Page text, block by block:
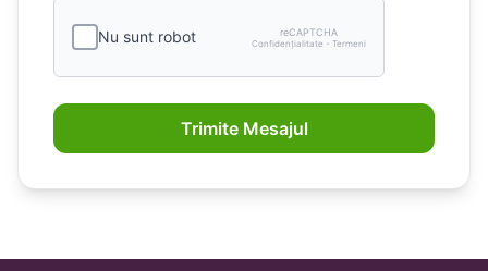
Nu sunt robot reCAPTCHA
Confidențialitate - Termeni
Trimite Mesajul